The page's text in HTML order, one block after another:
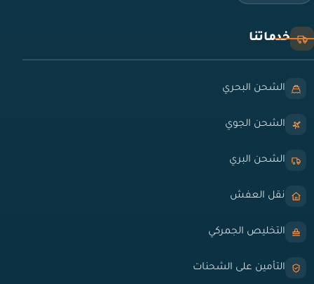
خدماتنا
الشحن البحري
الشحن الجوي
الشحن البري
نقل العفش
التخليص الجمركي
التأمين على الشحنات